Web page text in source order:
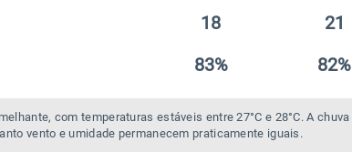
18 21
83% 82%
com temperaturas estáveis entre 27°C e 28°C. A chuva
vento e umidade permanecem praticamente iguais.